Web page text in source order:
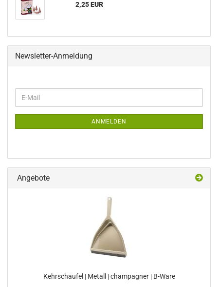
2,25 EUR
Newsletter-Anmeldung
ZUR
E-
Mail
ANMELDEN
Angebote
Kehrschaufel | Metall | champagner | B-Ware